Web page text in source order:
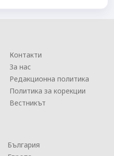
Контакти
За нас
Редакционна политика
Политика за корекции
Вестникът
България